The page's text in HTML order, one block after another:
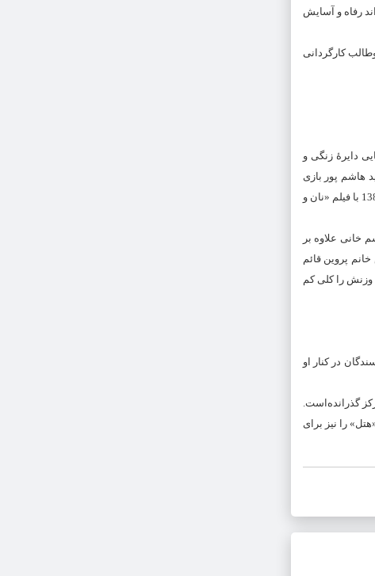
همچنین او چندی پیش طی اظهارات عجیب گفته بود «هر کس پس از 30 سال کار نتواند رفاه و آسایش
کارگردانی
دایرهٔ زنگی و
جمشید هاشم پور بازی
کرد.فارغ التحصیل لیسانس رشته حقوق قضایی و فوق لیسانس ادبیات نمایشی و ادبیات سینمایی بوده و سابقه روزنامه نگاری و نقاله خوانی نیز دارد.در سال 1380 با فیلم «نان و
خانی علاوه بر
پروین قائم
وزنش را کلی کم
در کنار او
در اولین مرکز گذرانده‌است.
را نیز برای